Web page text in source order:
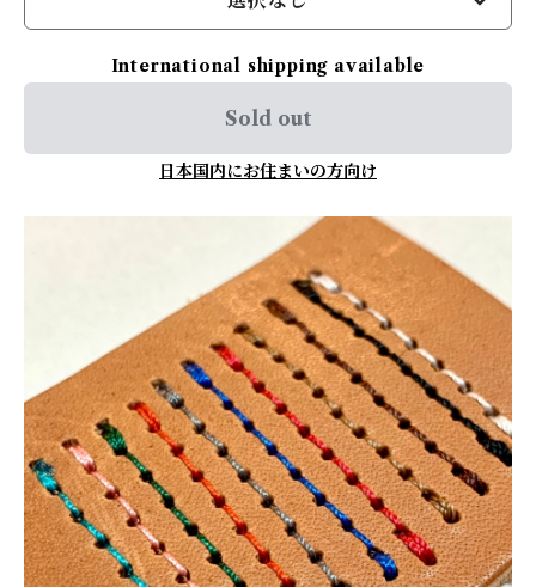
International shipping available
Sold out
日本国内にお住まいの方向け